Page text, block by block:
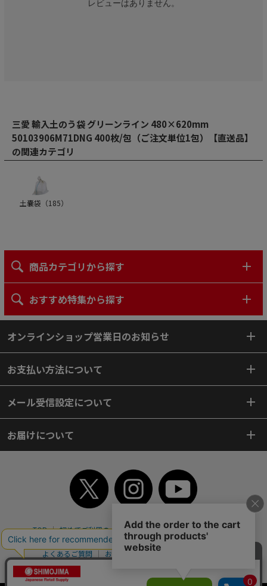
レビューはありません。
三愛 輸入土のう袋 グリーンライン 480×620mm
50103906M71DNG 400枚/包（ご注文単位1包）【直送品】
の関連カテゴリ
土嚢袋（185）
商品カテゴリから探す
おすすめ特集から探す
オンラインショップ営業日のお知らせ
お支払い方法について
メール受信設定について
お届けについて
TOP 初めてご利用のお客様へ ご利用案内
ご利用規約
個人情報保護方針
特定商取引法
会社案内
よくあるご質問
お問い合わせ
ピンポイントサーチ
サイトマップ